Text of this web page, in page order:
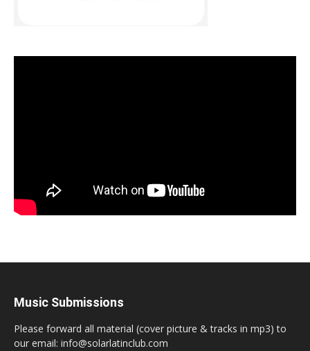
Music Submissions
Please forward all material (cover picture & tracks in mp3) to
our email: info@solarlatinclub.com